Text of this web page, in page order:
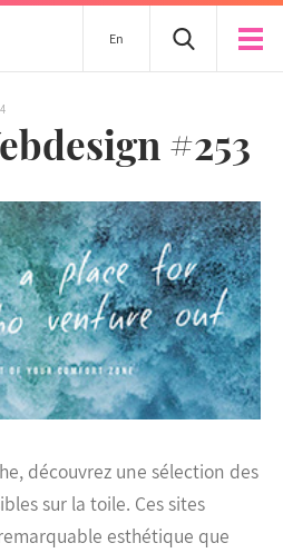
En
#253
découvrez une sélection des
sur la toile. Ces sites
esthétique que